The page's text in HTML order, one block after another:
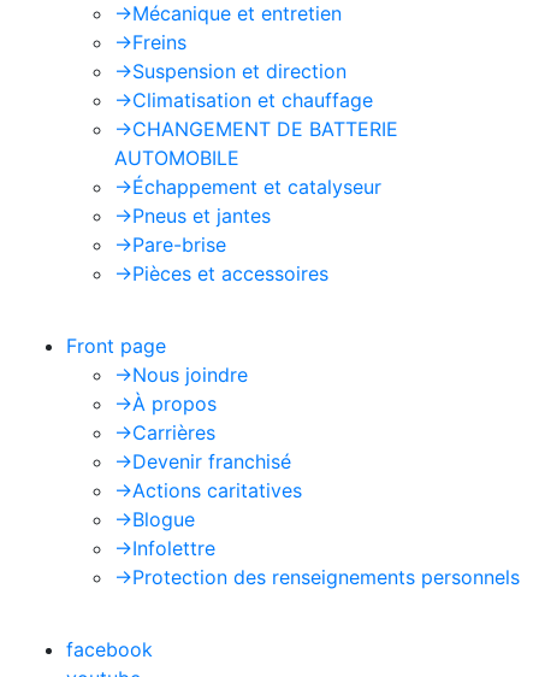
->Mécanique et entretien
->Freins
->Suspension et direction
->Climatisation et chauffage
->CHANGEMENT DE BATTERIE
AUTOMOBILE
->Échappement et catalyseur
->Pneus et jantes
->Pare-brise
->Pièces et accessoires
Front page
->Nous joindre
->À propos
->Carrières
->Devenir franchisé
->Actions caritatives
->Blogue
->Infolettre
->Protection des renseignements personnels
facebook